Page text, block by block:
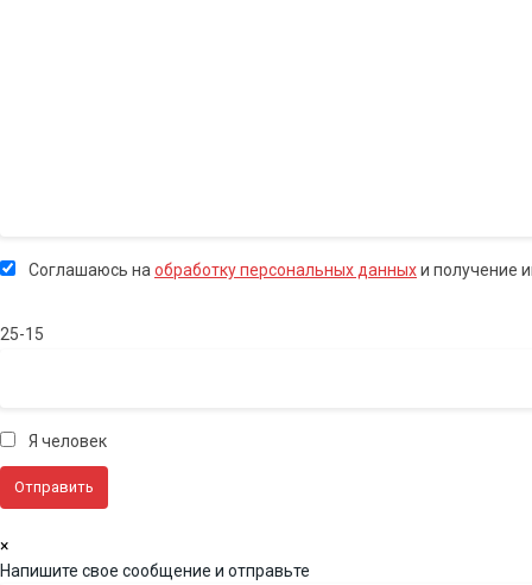
Соглашаюсь на обработку персональных данныхи получение
25-15
Я человек
×
Напишите свое сообщение и отправьте